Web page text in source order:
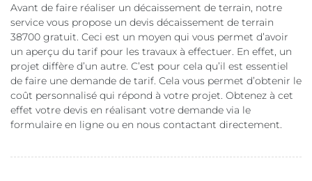
Avant de faire réaliser un décaissement de terrain, notre
service vous propose un devis décaissement de terrain
38700 gratuit. Ceci est un moyen qui vous permet d’avoir
un aperçu du tarif pour les travaux à effectuer. En effet, un
projet diffère d’un autre. C’est pour cela qu’il est essentiel
de faire une demande de tarif. Cela vous permet d’obtenir le
coût personnalisé qui répond à votre projet. Obtenez à cet
effet votre devis en réalisant votre demande via le
formulaire en ligne ou en nous contactant directement.